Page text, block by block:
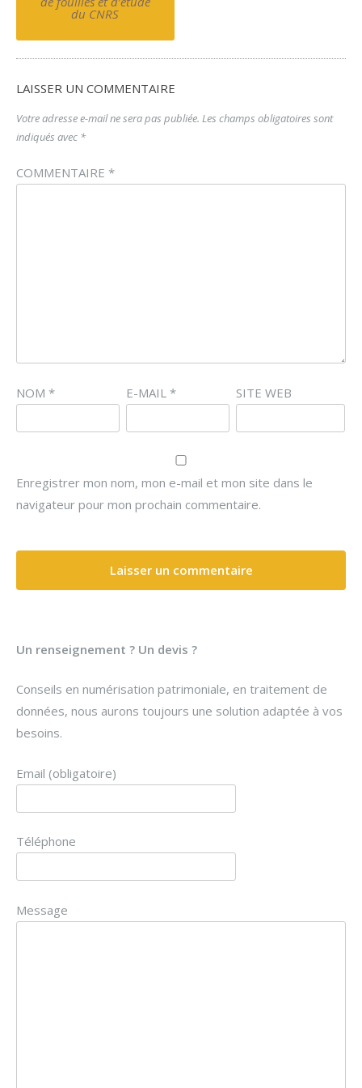
du CNRS
LAISSER UN COMMENTAIRE
Votre adresse e-mail ne sera pas publiée. Les champs obligatoires sont
indiqués avec *
COMMENTAIRE *
NOM * E-MAIL * SITE WEB
Enregistrer mon nom, mon e-mail et mon site dans le
navigateur pour mon prochain commentaire.
Un renseignement ? Un devis ?
Conseils en numérisation patrimoniale, en traitement de
données, nous aurons toujours une solution adaptée à vos
besoins.
Email (obligatoire)
Téléphone
Message